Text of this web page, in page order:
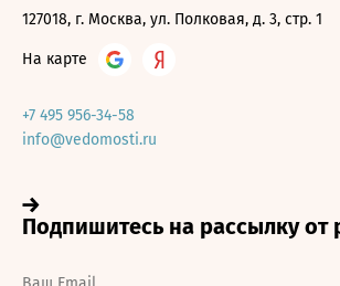
127018, г. Москва, ул. Полковая, д. 3, стр. 1
На карте
+7 495 956-34-58
info@vedomosti.ru